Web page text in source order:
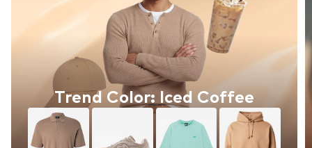
Trend Color: Iced Coffee